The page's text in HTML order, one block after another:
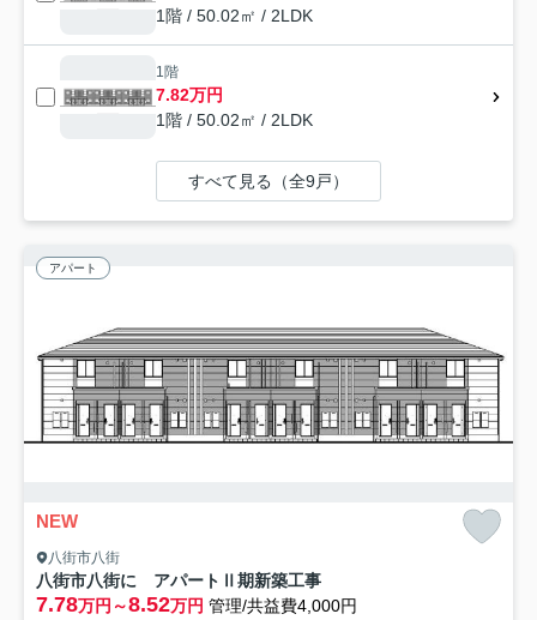
1階 / 50.02㎡ / 2LDK
1階
7.82万円
1階 / 50.02㎡ / 2LDK
すべて見る（全9戸）
アパート
NEW
八街市八街
八街市八街に アパートⅡ期新築工事
7.78万円～8.52万円 管理/共益費4,000円